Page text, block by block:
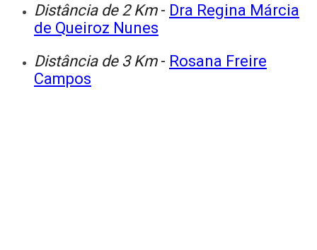
Distância de 2 Km - Dra Regina Márcia
de Queiroz Nunes
Distância de 3 Km - Rosana Freire
Campos